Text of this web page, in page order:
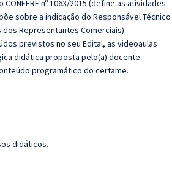
nº 1063/2015 (define as atividades
sobre a indicação do Responsável Técnico
Representantes Comerciais).
previstos no seu Edital, as videoaulas
didática proposta pelo(a) docente
programático do certame.
didáticos.